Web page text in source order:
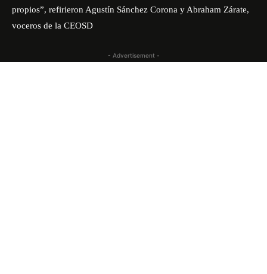
propios”, refirieron Agustín Sánchez Corona y Abraham Zárate,
voceros de la CEOSD
- Advertisement -